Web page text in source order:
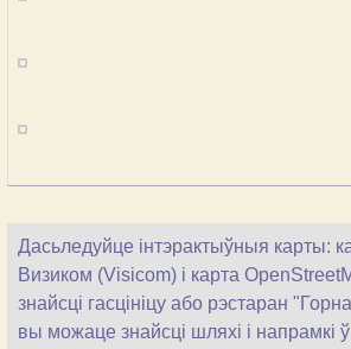
Дасьледуйце інтэрактыўныя карты:
Визиком (Visicom) і карта
знайсці гасцініцу або рэстаран
вы можаце знайсці шляхі і напрамкі